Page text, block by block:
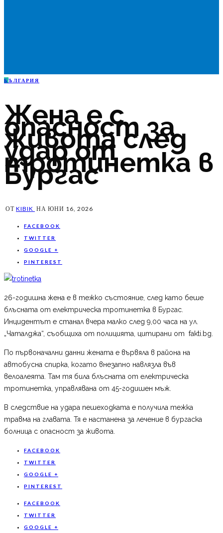
Б ЪЛГАРИЯ
Жена е с
опасност за
живота след
удар от
тротинетка в
Бургас
ОТ KIBIK НА ЮНИ 16, 2026
FACEBOOK
TWITTER
GOOGLE +
PINTEREST
26-годишна жена е в тежко състояние, след като беше
блъсната от електрическа тротинетка в Бургас.
Инцидентът е станал вчера малко след 9,00 часа на ул.
„Чаталджа“, съобщиха от полицията, цитирани от fakti.bg.
По първоначални данни жената е вървяла в района на
автобусна спирка, когато внезапно навлязла във
велоалеята. Там тя била блъсната от електрическа
тротинетка, управлявана от 45-годишен мъж.
В следствие на удара пешеходката е получила тежка
травма на главата. Тя е настанена за лечение в бургаска
болница с опасност за живота.
FACEBOOK
TWITTER
GOOGLE +
PINTEREST
FACEBOOK
TWITTER
GOOGLE +